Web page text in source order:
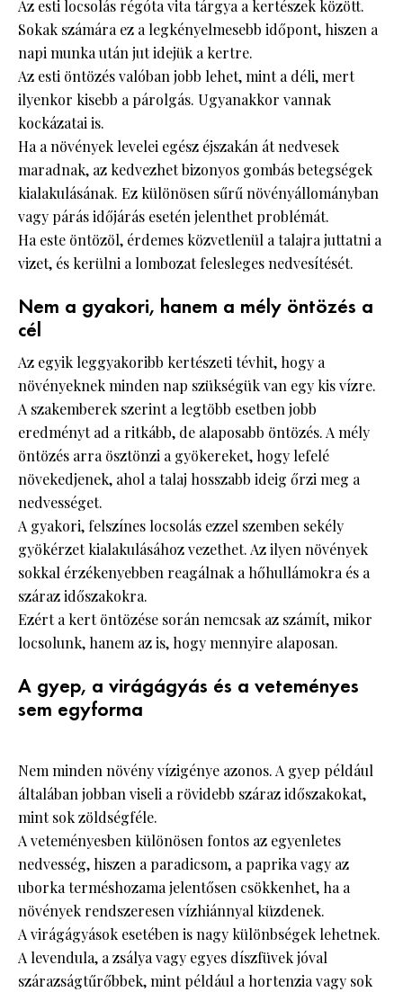
Az esti locsolás régóta vita tárgya a kertészek között.
Sokak számára ez a legkényelmesebb időpont, hiszen a
napi munka után jut idejük a kertre.
Az esti öntözés valóban jobb lehet, mint a déli, mert
ilyenkor kisebb a párolgás. Ugyanakkor vannak
kockázatai is.
Ha a növények levelei egész éjszakán át nedvesek
maradnak, az kedvezhet bizonyos gombás betegségek
kialakulásának. Ez különösen sűrű növényállományban
vagy párás időjárás esetén jelenthet problémát.
Ha este öntözöl, érdemes közvetlenül a talajra juttatni a
vizet, és kerülni a lombozat felesleges nedvesítését.
Nem a gyakori, hanem a mély öntözés a
cél
Az egyik leggyakoribb kertészeti tévhit, hogy a
növényeknek minden nap szükségük van egy kis vízre.
A szakemberek szerint a legtöbb esetben jobb
eredményt ad a ritkább, de alaposabb öntözés. A mély
öntözés arra ösztönzi a gyökereket, hogy lefelé
növekedjenek, ahol a talaj hosszabb ideig őrzi meg a
nedvességet.
A gyakori, felszínes locsolás ezzel szemben sekély
gyökérzet kialakulásához vezethet. Az ilyen növények
sokkal érzékenyebben reagálnak a hőhullámokra és a
száraz időszakokra.
Ezért a kert öntözése során nemcsak az számít, mikor
locsolunk, hanem az is, hogy mennyire alaposan.
A gyep, a virágágyás és a veteményes
sem egyforma
Nem minden növény vízigénye azonos. A gyep például
általában jobban viseli a rövidebb száraz időszakokat,
mint sok zöldségféle.
A veteményesben különösen fontos az egyenletes
nedvesség, hiszen a paradicsom, a paprika vagy az
uborka terméshozama jelentősen csökkenhet, ha a
növények rendszeresen vízhiánnyal küzdenek.
A virágágyások esetében is nagy különbségek lehetnek.
A levendula, a zsálya vagy egyes díszfüvek jóval
szárazságtűrőbbek, mint például a hortenzia vagy sok